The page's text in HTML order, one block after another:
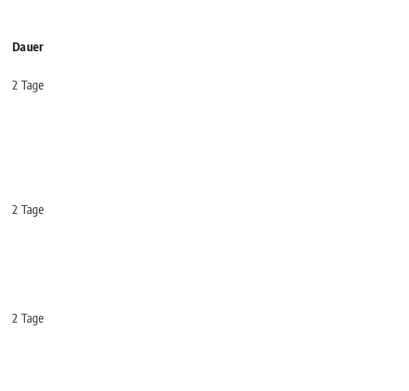
Dauer
2 Tage
2 Tage
2 Tage